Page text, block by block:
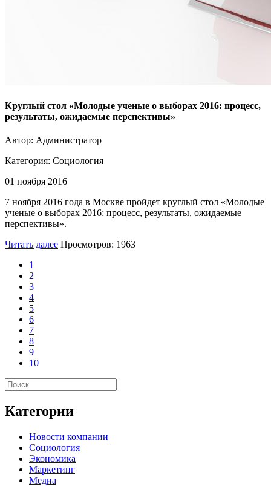
Круглый стол «Молодые ученые о выборах 2016: процесс,
результаты, ожидаемые перспективы»
Автор: Администратор
Категория: Социология
01 ноября 2016
7 ноября 2016 года в Москве пройдет круглый стол «Молодые
ученые о выборах 2016: процесс, результаты, ожидаемые
перспективы».
Читать далее Просмотров: 1963
1
2
3
4
5
6
7
8
9
10
Категории
Новости компании
Социология
Экономика
Маркетинг
Медиа